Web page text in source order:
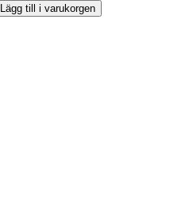
Lägg till i varukorgen